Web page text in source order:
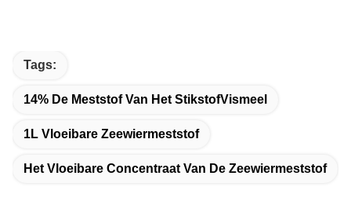
Tags:
14% De Meststof Van Het StikstofVismeel
1L Vloeibare Zeewiermeststof
Het Vloeibare Concentraat Van De Zeewiermeststof